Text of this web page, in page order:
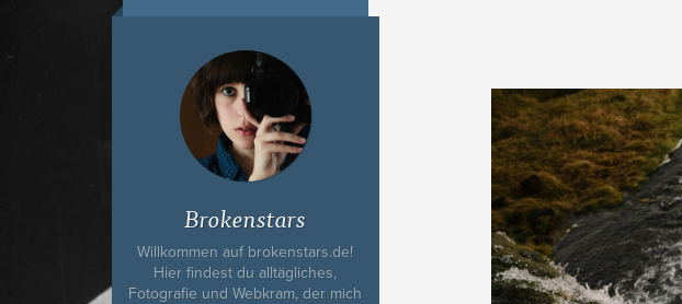
Ich bin Fyn,
23, und
wohne in
Köln
Brokenstars
Willkommen auf brokenstars.de!
Hier findest du alltägliches,
Fotografie und Webkram, der mich